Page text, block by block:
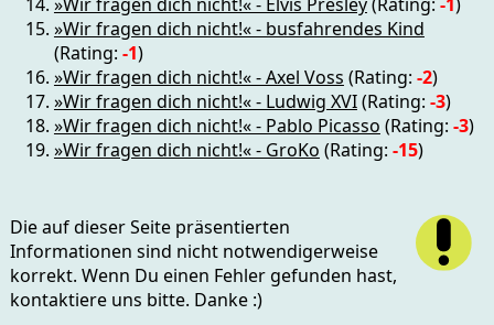
»Wir fragen dich nicht!« - busfahrendes Kind
(Rating: -1)
»Wir fragen dich nicht!« - Axel Voss (Rating: -2)
»Wir fragen dich nicht!« - Ludwig XVI(Rating: -3)
»Wir fragen dich nicht!« - Pablo Picasso (Rating: -3)
»Wir fragen dich nicht!« - GroKo (Rating: -15)
Die auf dieser Seite präsentierten
Informationen sind nicht notwendigerweise
korrekt. Wenn Du einen Fehler gefunden hast,
kontaktiere uns bitte. Danke :)